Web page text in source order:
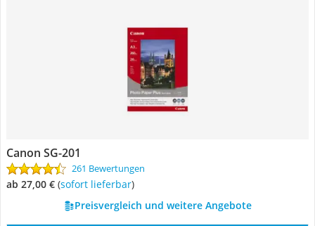
Canon SG-201
261 Bewertungen
ab 27,00 € ( Sofort lieferbar)
Preisvergleich und weitere Angebote